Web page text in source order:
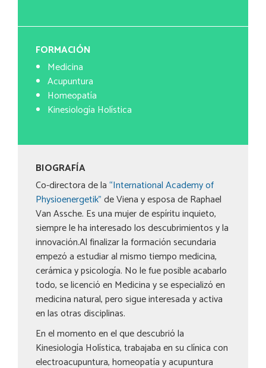
FORMACIÓN
Medicina
Acupuntura
Homeopatía
Kinesiología Holística
BIOGRAFÍA
Co-directora de la“International Academy of
Physioenergetik”de Viena y esposa de Raphael
Van Assche. Es una mujer de espíritu inquieto,
siempre le ha interesado los descubrimientos y la
innovación.Al finalizar la formación secundaria
empezó a estudiar al mismo tiempo medicina,
cerámica y psicología. No le fue posible acabarlo
todo, se licenció en Medicina y se especializó en
medicina natural, pero sigue interesada y activa
en las otras disciplinas.
En el momento en el que descubrió la
Kinesiología Holística, trabajaba en su clínica con
electroacupuntura, homeopatía y acupuntura